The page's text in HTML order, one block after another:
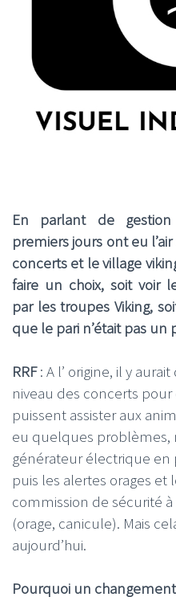
En parlant de
premiers jours ont eu
concerts et le village
faire un choix, soit voir
par les troupes Viking,
que le pari n’était pas
RRF: A l’ origine, il y
niveau des concerts
puissent assister aux
eu quelques
générateur électrique en
puis les alertes orages et
commission de sécurité
(orage, canicule). Mais
aujourd’hui.
Pourquoi un